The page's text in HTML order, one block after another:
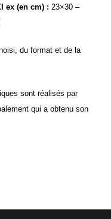
ex (en cm) : 23×30 –
du format et de la
sont réalisés par
qui a obtenu son